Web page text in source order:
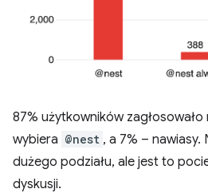
87% użytkowników zagłosowało
wybiera @nest , a 7% – nawiasy.
dużego podziału, ale jest to
dyskusji.